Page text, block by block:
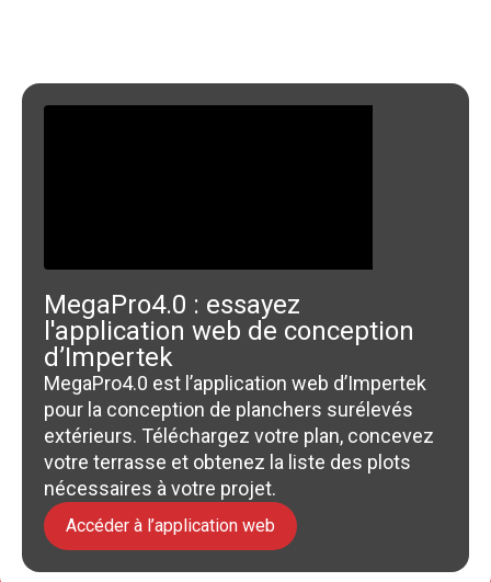
MegaPro4.0 : essayez
l'application web de conception
d’Impertek
MegaPro4.0 est l’application web d’Impertek
pour la conception de planchers surélevés
extérieurs. Téléchargez votre plan, concevez
votre terrasse et obtenez la liste des plots
nécessaires à votre projet.
Accéder à l’application web